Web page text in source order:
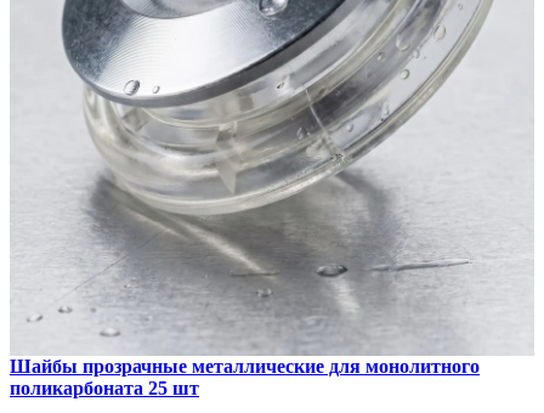
Шайбы прозрачные металлические для монолитного
поликарбоната 25 шт